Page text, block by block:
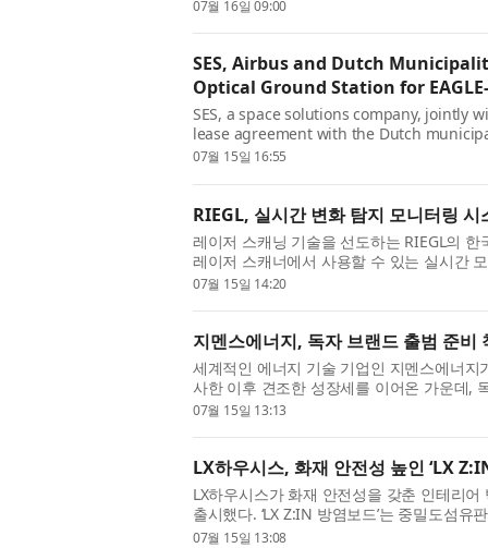
07월 16일 09:00
SES, Airbus and Dutch
Optical Ground Station for
SES, a space solutions company, jointly
lease agreement with the Dutch
Campus, next to the European Space
07월 15일 16:55
RIEGL, 실시간 변화 탐지 모니터링 시
레이저 스캐닝 기술을 선도하는 RIEGL의
레이저 스캐너에서 사용할 수 있는 실시간
자가 설정한 주기(최소 1분 단위)로 ...
07월 15일 14:20
지멘스에너지, 독자 브랜드 출범 준비
세계적인 에너지 기술 기업인 지멘스에너
사한 이후 견조한 성장세를 이어온 가운데,
번 결정은 지멘스에너지의 브랜드 ...
07월 15일 13:13
LX하우시스, 화재 안전성 높인 ‘LX
LX하우시스가 화재 안전성을 갖춘 인테리어
출시했다. ‘LX Z:IN 방염보드’는 중밀도섬
감재이다. LX하우시스는 난연제...
07월 15일 13:08